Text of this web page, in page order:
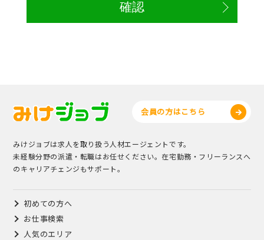
会員の方はこちら
みけジョブは求人を取り扱う人材エージェントです。
未経験分野の派遣・転職はお任せください。在宅勤務・フリーランスへ
のキャリアチェンジもサポート。
初めての方へ
お仕事検索
人気のエリア